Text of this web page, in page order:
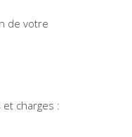
de votre
charges :